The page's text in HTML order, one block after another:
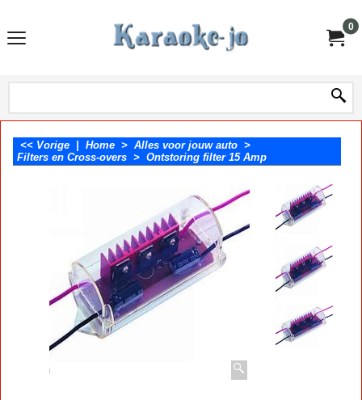
0
<< Vorige Home > Alles voor jouw auto >
Filters en Cross-overs > Ontstoring filter 15 Amp